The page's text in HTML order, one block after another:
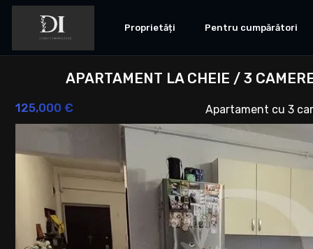
Proprietăți Pentru cumpărători
APARTAMENT LA CHEIE / 3
125,000 € Apartament cu 3